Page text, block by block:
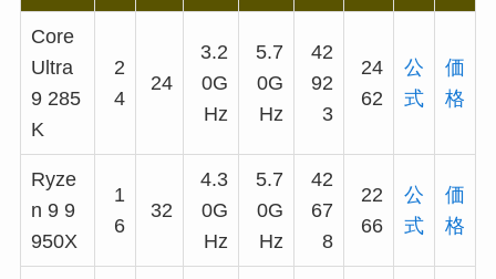
Core
Ultra
9 285
K
2
4
24
3.2
0G
Hz
5.7
0G
Hz
42
92
3
24
62
公
式
価
格
Ryze
n 9 9
950X
1
6
32
4.3
0G
Hz
5.7
0G
Hz
42
67
8
22
66
公
式
価
格